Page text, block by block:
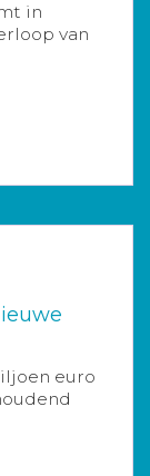
in
van
euro